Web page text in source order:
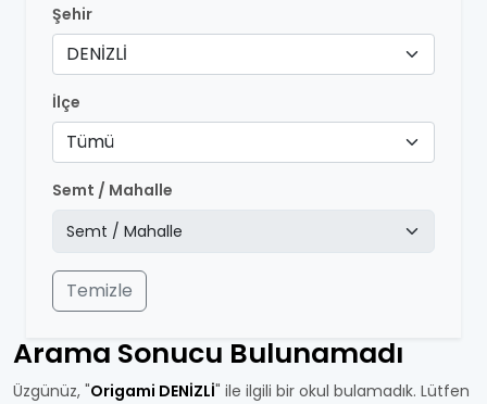
Şehir
DENİZLİ
İlçe
Tümü
Semt / Mahalle
Temizle
Arama Sonucu Bulunamadı
Üzgünüz, "Origami DENİZLİ" ile ilgili bir okul bulamadık. Lütfen